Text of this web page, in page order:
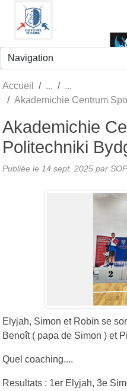
Accueil
Akademichie Centrum
Akademichie
Politechniki
Publiée le 14 sept. 2025 par
Elyjah, Simon et Robin se
Benoît ( papa de Simon ) et
Quel coaching....
Resultats : 1er Elyjah, 3e
Panneau de gestion des